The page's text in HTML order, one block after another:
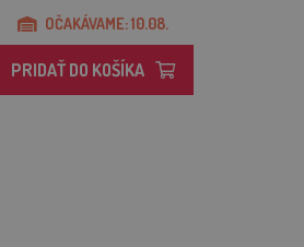
OČAKÁVAME: 10.08.
PRIDAŤ DO KOŠÍKA